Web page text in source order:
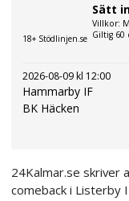
18+ Stödlinjen.se
Sätt
Villkor:
Giltig 60
2026-08-09 kl 12:00
Hammarby IF
BK Häcken
24Kalmar.se skriver
comeback i Listerby